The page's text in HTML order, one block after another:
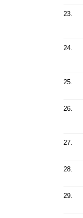
23.
24.
25.
26.
27.
28.
29.